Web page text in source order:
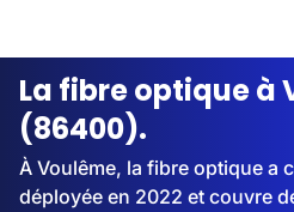
Streaming
La fibre optique à
(86400).
À Voulême, la fibre optique a
déployée en 2022 et couvre